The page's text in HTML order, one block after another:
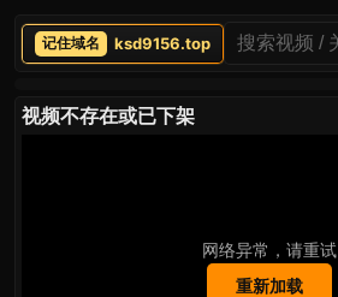
ksd9156.top
视频不存在或已下架
网络异常，请重试
重新加载